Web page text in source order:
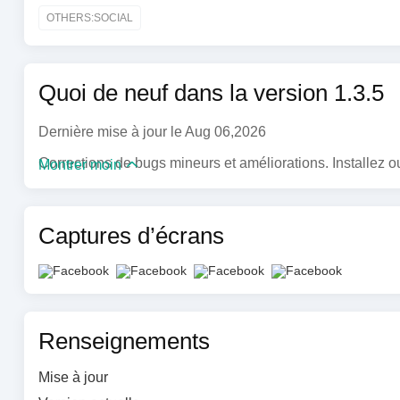
* Créez facilement des reels à partir de modèles
Découvrez comment nous travaillons pour assurer la
OTHERS:SOCIAL
Quoi de neuf dans la version 1.3.5
Dernière mise à jour le Aug 06,2026
Corrections de bugs mineurs et améliorations. Installez
Montrer moin
Captures d’écrans
Renseignements
Mise à jour